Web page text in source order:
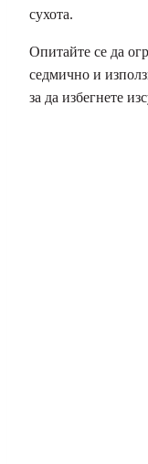
сухота.
Опитайте се да
седмично и
за да избегнете